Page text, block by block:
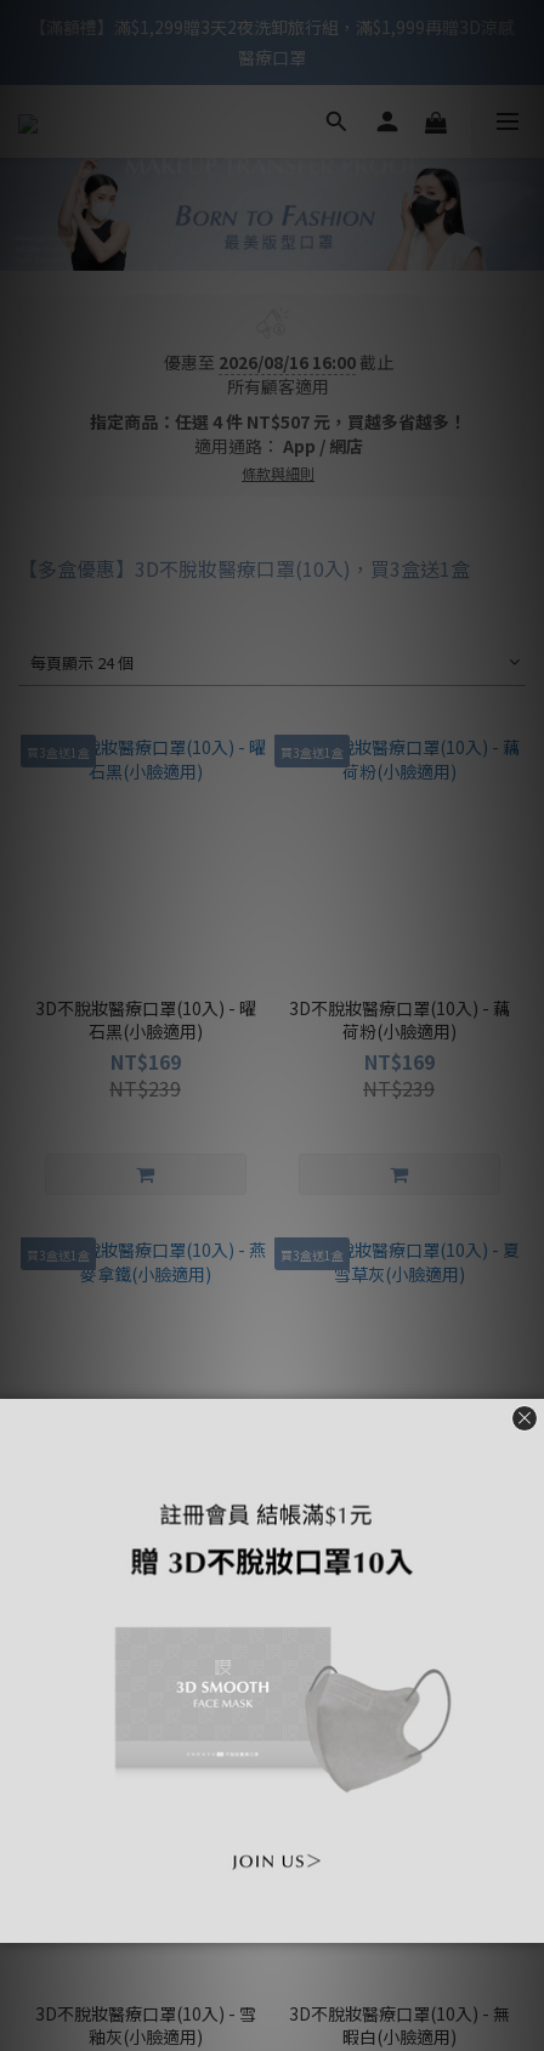
【滿額禮】滿$1,299贈3天2夜洗卸旅行組，滿$1,999再贈3D涼感
醫療口罩
【滿額禮】滿$1,299贈3天2夜洗卸旅行組，滿$1,999再贈3D涼感
醫療口罩
滿$999免運 / 週一至週五下午2點前下單，可於當天快速出貨
【新會員禮】下單贈3D不脫妝醫療口罩10入
優惠至 2026/08/16 16:00截止
所有顧客適用
指定商品：任選 4 件 NT$507 元，買越多省越多！
適用通路： App / 網店
條款與細則
【多盒優惠】3D不脫妝醫療口罩(10入)，買3盒送1盒
每頁顯示 24 個
買3盒送1盒
3D不脫妝醫療口罩(10入) - 曜
石黑(小臉適用)
NT$169
NT$239
買3盒送1盒
3D不脫妝醫療口罩(10入) - 藕
荷粉(小臉適用)
NT$169
NT$239
買3盒送1盒
3D不脫妝醫療口罩(10入) - 燕
麥拿鐵(小臉適用)
NT$169
買3盒送1盒
3D不脫妝醫療口罩(10入) - 夏
NT$169
3D不脫妝醫療口罩(10入) - 雪
釉灰(小臉適用)
3D不脫妝醫療口罩(10入) - 無
暇白(小臉適用)